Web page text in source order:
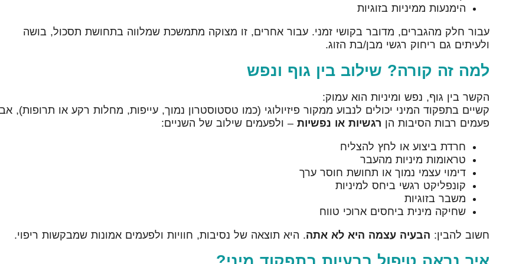
הימנעות ממיניות בזוגיות
עבור חלק מהגברים, מדובר בקושי זמני. עבור אחרים, זו מצוקה מתמשכת שמלווה בתחושת תסכול, בושה
ולעיתים גם ריחוק רגשי מבן/בת הזוג.
למה זה קורה? שילוב בין גוף ונפש
הקשר בין גוף, נפש ומיניות הוא עמוק:
קשיים בתפקוד המיני יכולים לנבוע ממקור פיזיולוגי (כמו טסטוסטרון נמוך, עייפות, מחלות רקע או תרופות),
פעמים רבות הסיבות הן רגשיות או נפשיות – ולפעמים שילוב של השניים:
חרדת ביצוע או לחץ להצליח
טראומות מיניות מהעבר
דימוי עצמי נמוך או תחושת חוסר ערך
קונפליקט רגשי ביחס למיניות
משבר בזוגיות
שחיקה מינית ביחסים ארוכי טווח
חשוב להבין: הבעיה עצמה היא לא אתה. היא תוצאה של נסיבות, חוויות ולפעמים אמונות שמבקשות ריפוי.